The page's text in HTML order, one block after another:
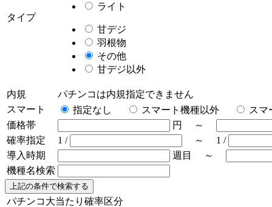
タイプ
ライト
甘デジ
羽根物
その他
甘デジ以外
内規
パチンコは内規指定できません
スマート
指定なし スマート機種以外
スマ
価格帯
円 ～
確率指定
1 /
～ 1 /
導入時期
週目 ～
機種名検索
パチンコ大当たり確率区分